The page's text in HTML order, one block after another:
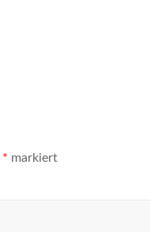
* markiert